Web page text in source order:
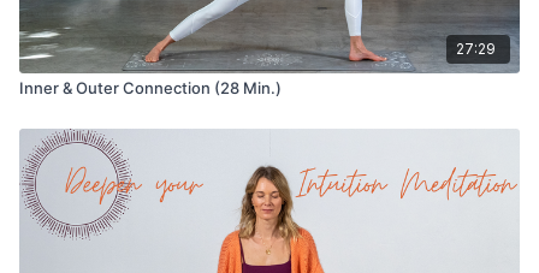
27:29
Inner & Outer Connection (28 Min.)